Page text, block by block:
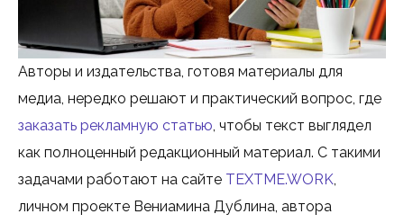
Авторы и издательства, готовя материалы для
медиа, нередко решают и практический вопрос, где
заказать рекламную статью, чтобы текст выглядел
как полноценный редакционный материал. С такими
задачами работают на сайте TEXTME.WORK,
личном проекте Вениамина Дублина, автора